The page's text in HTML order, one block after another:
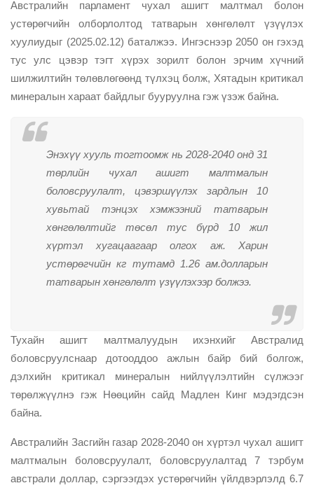
Австралийн парламент чухал ашигт малтмал болон
устөрөгчийн олборлолтод татварын хөнгөлөлт үзүүлэх
хуулиудыг (2025.02.12) баталжээ. Ингэснээр 2050 он гэхэд
тус улс цэвэр тэгт хүрэх зорилт болон эрчим хүчний
шилжилтийн төлөвлөгөөнд түлхэц болж, Хятадын критикал
минералын хараат байдлыг бууруулна гэж үзэж байна.
Энэхүү хууль тогтоомж нь 2028-2040 онд 31
төрлийн чухал ашигт малтмалын
боловсруулалт, цэвэршүүлэх зардлын 10
хувьтай тэнцэх хэмжээний татварын
хөнгөлөлтийг төсөл тус бүрд 10 жил
хүртэл хугацаагаар олгох аж. Харин
устөрөгчийн кг тутамд 1.26 ам.долларын
татварын хөнгөлөлт үзүүлэхээр болжээ.
Тухайн ашигт малтмалуудын ихэнхийг Австралид
боловсруулснаар дотооддоо ажлын байр бий болгож,
дэлхийн критикал минералын нийлүүлэлтийн сүлжээг
төрөлжүүлнэ гэж Нөөцийн сайд Мадлен Кинг мэдэгдсэн
байна.
Австралийн Засгийн газар 2028-2040 он хүртэл чухал ашигт
малтмалын боловсруулалт, боловсруулалтад 7 тэрбум
австрали доллар, сэргээгдэх устөрөгчийн үйлдвэрлэлд 6.7